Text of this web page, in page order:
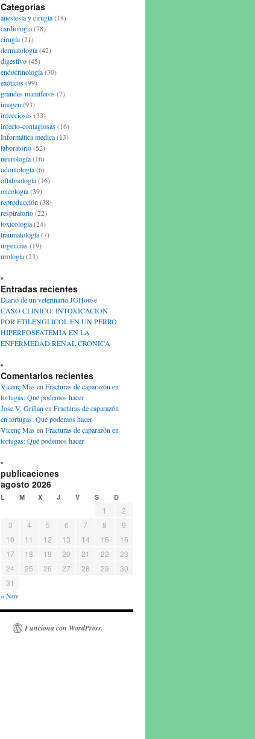
Categorías
anestesia y cirugía(18)
cardiologia(78)
cirugía(21)
dermatología(42)
digestivo(45)
endocrinología(30)
exóticos(99)
grandes mamíferos(7)
imagen (93)
infecciosas(33)
infecto-contagiosas(16)
Informática medica(13)
laboratorio(52)
neurología(16)
odontología(6)
oftalmología(16)
oncología(39)
reproducción (38)
respiratorio(22)
toxicología(24)
traumatología(7)
urgencias(19)
urología(23)
Entradas recientes
Diario de un veterinario JGHouse
CASO CLINICO: INTOXICACION
POR ETILENGLICOL EN UN PERRO
HIPERFOSFATEMIA EN LA
ENFERMEDAD RENAL CRONICA
Comentarios recientes
Vicenç Masen Fracturas de caparazón en
tortugas: Qué podemos hacer
Jose V. Griñan en Fracturas de caparazón
en tortugas: Qué podemos hacer
Vicenç Masen Fracturas de caparazón en
tortugas: Qué podemos hacer
publicaciones
agosto 2026
L M X J V S D
1
2
3
4 5 6 7 8
9
10
11 12 13 14 15
16
17
18 19 20 21 22
23
24
25 26 27 28 29
30
31
« Nov
Funciona con WordPress.